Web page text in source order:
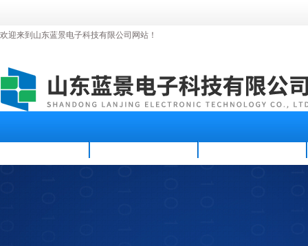
欢迎来到山东蓝景电子科技有限公司网站！